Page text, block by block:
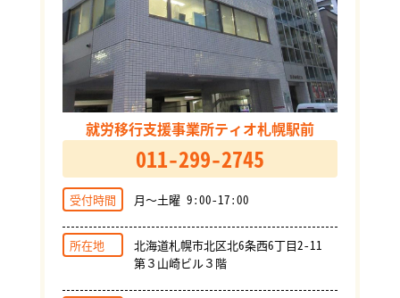
就労移行支援事業所ティオ札幌駅前
011-299-2745
受付時間 月～土曜 9:00-17:00
所在地
北海道札幌市北区北6条西6丁目2-11
第３山崎ビル３階